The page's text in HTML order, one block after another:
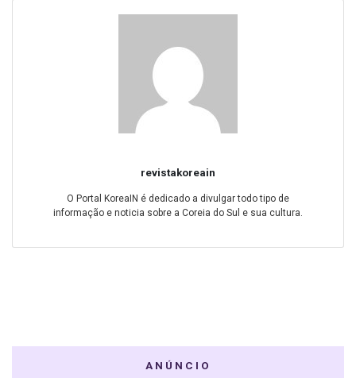
revistakoreain
O Portal KoreaIN é dedicado a divulgar todo tipo de
informação e noticia sobre a Coreia do Sul e sua cultura.
ANÚNCIO